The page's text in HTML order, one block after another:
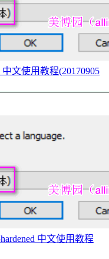
中文使用教程(20170905
中文使用教程